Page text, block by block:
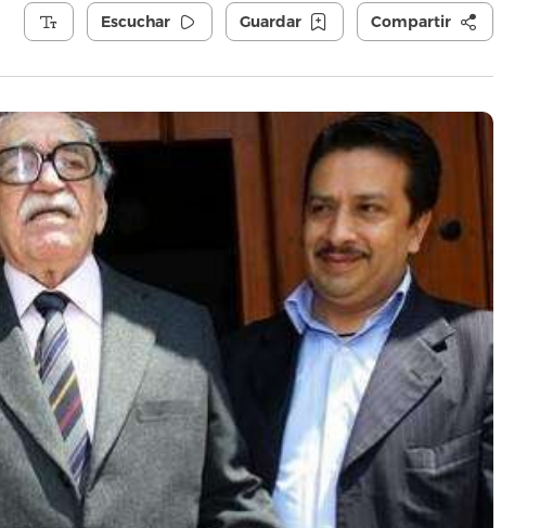
Escuchar Guardar Compartir